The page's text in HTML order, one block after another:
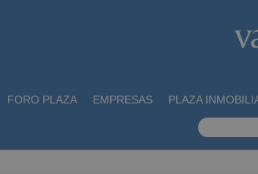
FORO PLAZA EMPRESAS PLAZA